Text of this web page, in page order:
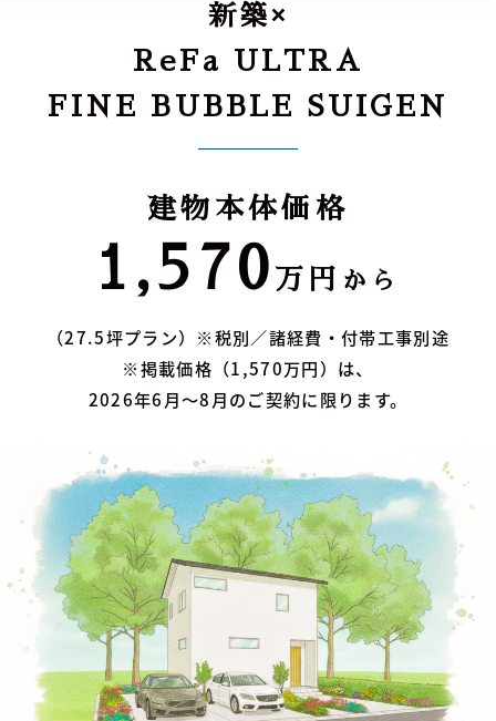
新築×
ReFa ULTRA
FINE BUBBLE SUIGEN
建物本体価格
1,570 万円 から
（27.5坪プラン）※税別／諸経費・付帯工事別途
※掲載価格（1,570万円）は、
2026年6月～8月のご契約に限ります。